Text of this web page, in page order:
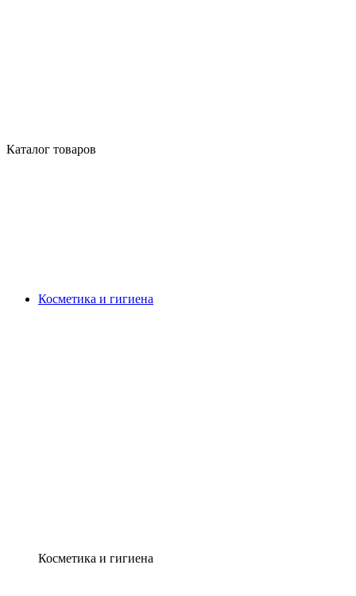
Каталог товаров
Косметика и гигиена
Косметика и гигиена